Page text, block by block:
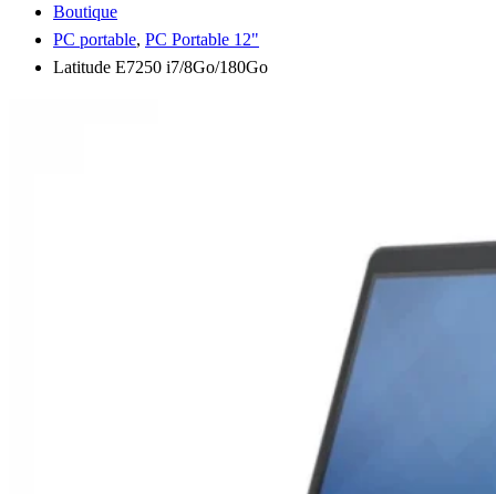
Boutique
PC portable, PC Portable 12"
Latitude E7250 i7/8Go/180Go